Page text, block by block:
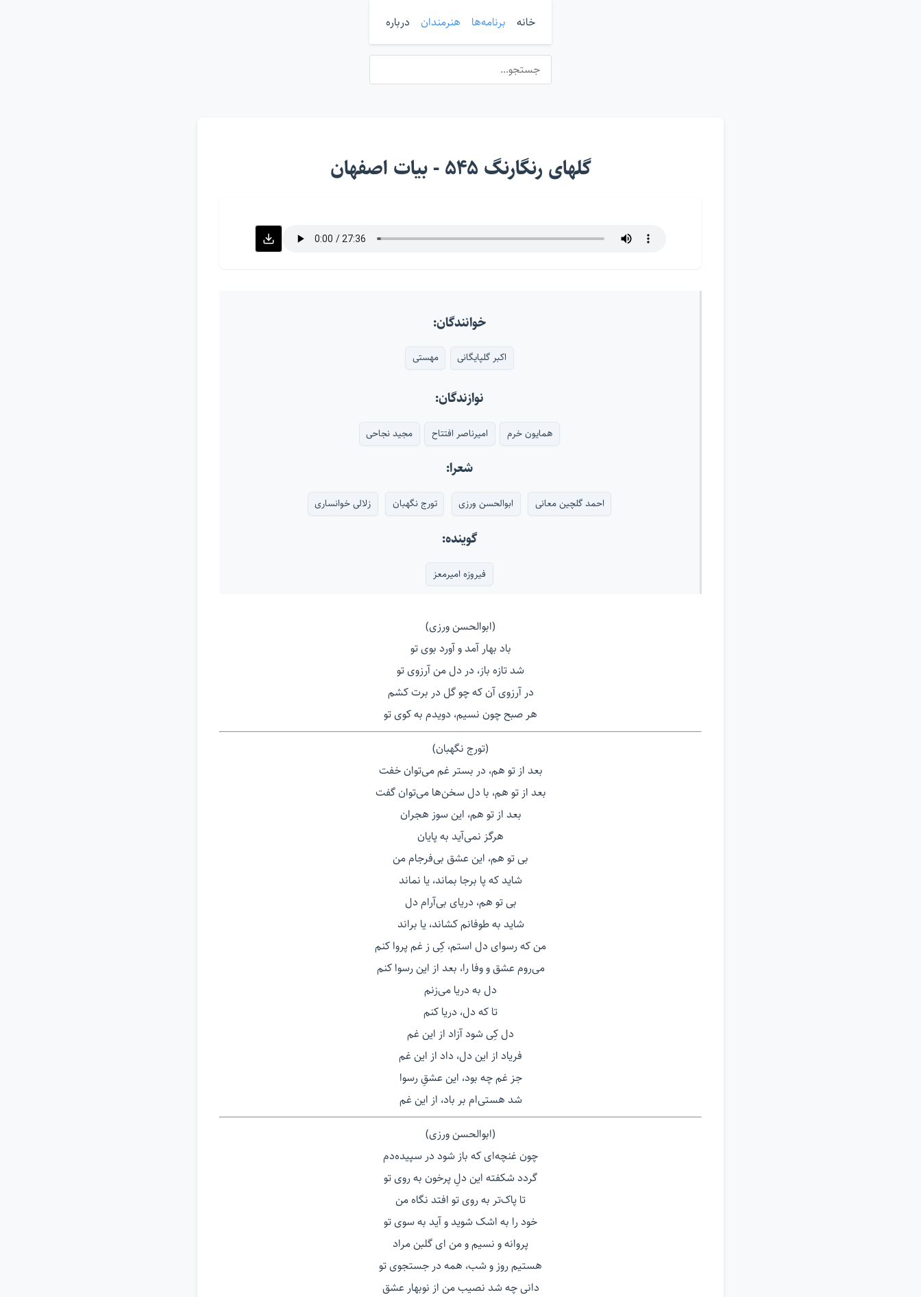
خانه برنامه‌ها هنرمندان درباره
گلهای رنگارنگ ۵۴۵ - بیات اصفهان
خوانندگان:
اکبر گلپایگانی مهستی
نوازندگان:
همایون خرم امیرناصر افتتاح مجید نجاحی
شعرا:
احمد گلچین معانی ابوالحسن ورزی تورج نگهبان زلالی خوانساری
گوینده:
فیروزه امیرمعز
(ابوالحسن ورزی)
باد بهار آمد و آورد بوی تو
شد تازه باز، در دل من آرزوی تو
در آرزوی آن که چو گل در برت کشم
هر صبح چون نسیم، دویدم به کوی تو
(تورج نگهبان)
بعد از تو هم، در بستر غم می‌توان خفت
بعد از تو هم، با دل سخن‌ها می‌توان گفت
بعد از تو هم، این سوز هجران
هرگز نمی‌آید به پایان
بی تو هم، این عشق بی‌فرجام من
شاید که پا برجا بماند، یا نماند
بی تو هم، دریای بی‌آرام دل
شاید به طوفانم کشاند، یا براند
من که رسوای دل استم، کِی ز غم پروا کنم
می‌روم عشق و وفا را، بعد از این رسوا کنم
دل به دریا می‌زنم
تا که دل، دریا کنم
دل کِی شود آزاد از این غم
فریاد از این دل، داد از این غم
جز غم چه بود، این عشقِ رسوا
شد هستی‌ام بر باد، از این غم
(ابوالحسن ورزی)
چون غنچه‌ای که باز شود در سپیده‌دم
گردد شکفته این دلِ پرخون به روی تو
تا پاک‌تر به روی تو افتد نگاه من
خود را به اشک شوید و آید به سوی تو
پروانه و نسیم و من ای گلبن مراد
هستیم روز و شب، همه در جستجوی تو
دانی چه شد نصیب من از نوبهار عشق